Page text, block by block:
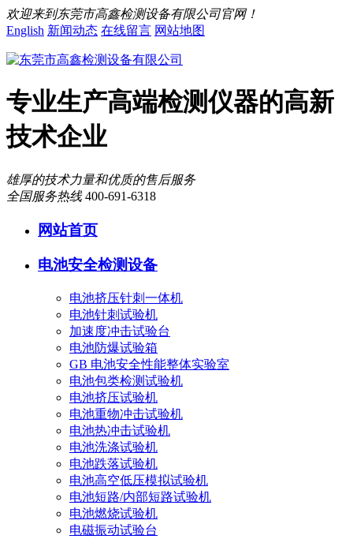
欢迎来到东莞市高鑫检测设备有限公司官网！
English 新闻动态 在线留言 网站地图
专业生产高端检测仪器的高新
技术企业
雄厚的技术力量和优质的售后服务
全国服务热线 400-691-6318
网站首页
电池安全检测设备
电池挤压针刺一体机
电池针刺试验机
加速度冲击试验台
电池防爆试验箱
GB 电池安全性能整体实验室
电池包类检测试验机
电池挤压试验机
电池重物冲击试验机
电池热冲击试验机
电池洗涤试验机
电池跌落试验机
电池高空低压模拟试验机
电池短路/内部短路试验机
电池燃烧试验机
电磁振动试验台